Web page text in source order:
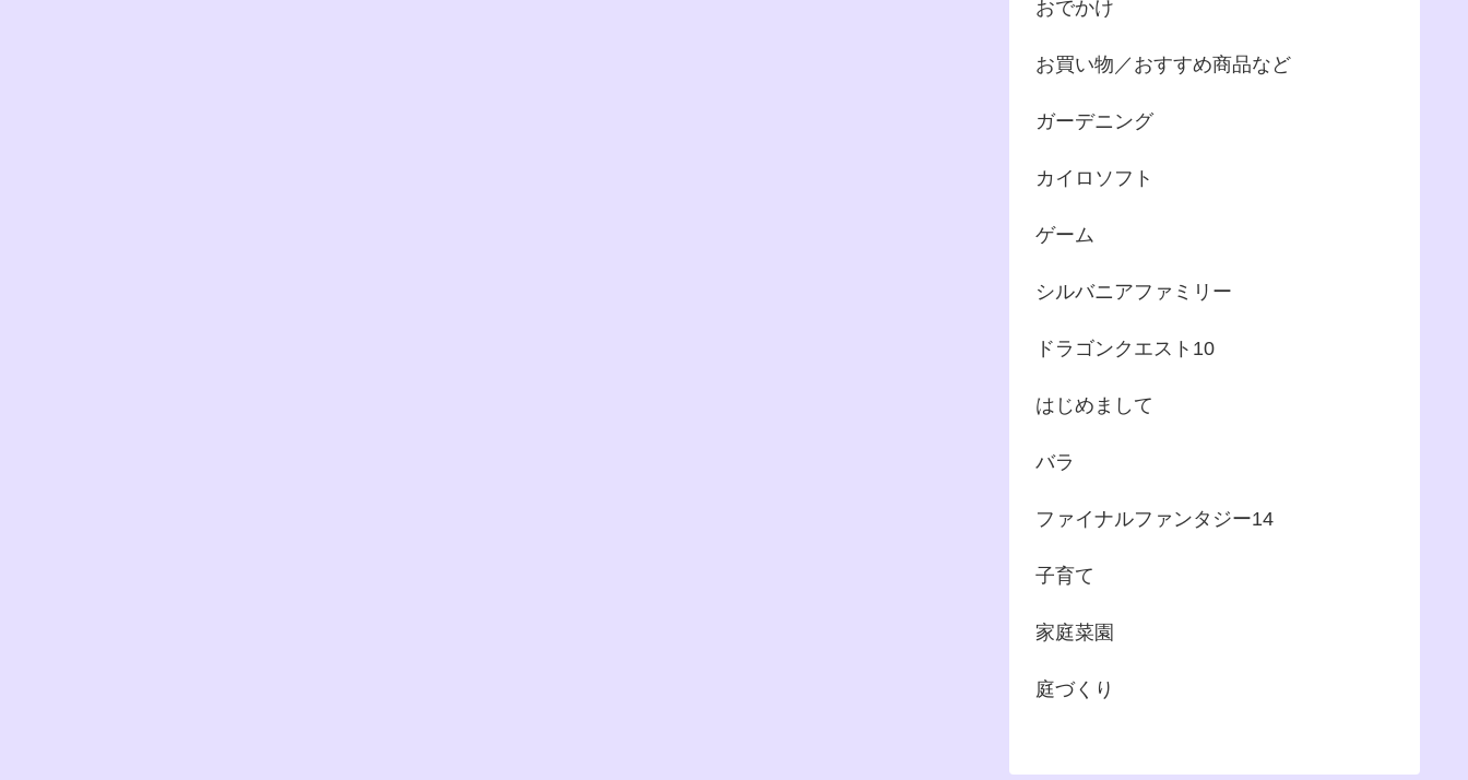
おでかけ
お買い物／おすすめ商品など
ガーデニング
カイロソフト
ゲーム
シルバニアファミリー
ドラゴンクエスト10
はじめまして
バラ
ファイナルファンタジー14
子育て
家庭菜園
庭づくり